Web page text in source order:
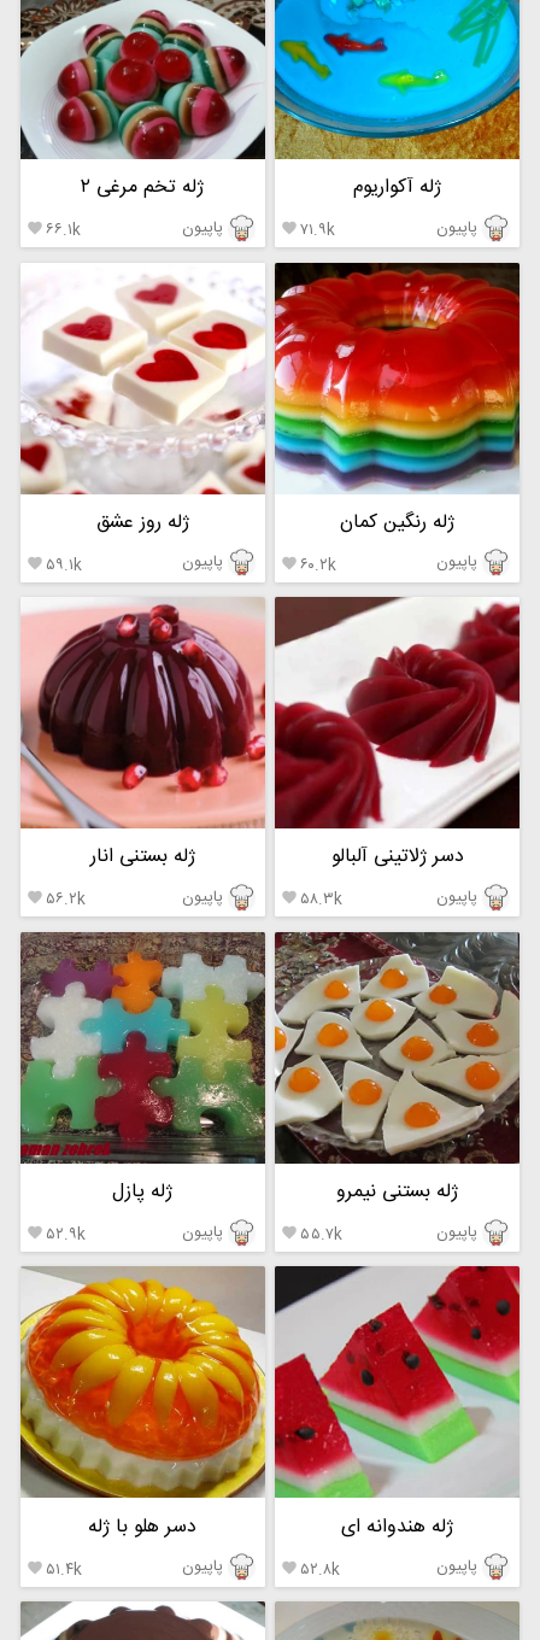
ژله آکواریوم
پاپیون ۷۱.۹k 
ژله تخم مرغی ۲
پاپیون ۶۶.۱k 
ژله رنگین کمان
پاپیون ۶۰.۲k 
ژله روز عشق
پاپیون ۵۹.۱k 
دسر ژلاتینی آلبالو
پاپیون ۵۸.۳k 
ژله بستنی انار
پاپیون ۵۶.۲k 
ژله بستنی نیمرو
پاپیون ۵۵.۷k 
ژله پازل
پاپیون ۵۲.۹k 
ژله هندوانه ای
پاپیون ۵۲.۸k 
دسر هلو با ژله
پاپیون ۵۱.۴k 